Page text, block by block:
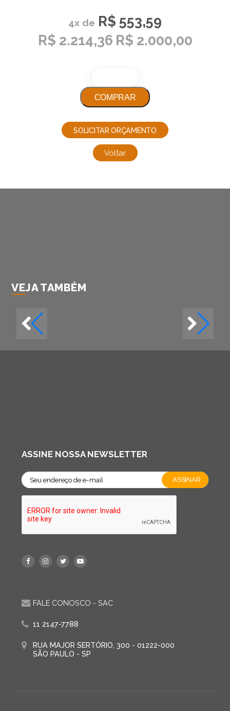
4x de R$ 553,59
R$ 2.214,36 R$ 2.000,00
COMPRAR
SOLICITAR ORÇAMENTO
Voltar
VEJA TAMBÉM
ASSINE NOSSA NEWSLETTER
FALE CONOSCO - SAC
11 2147-7788
RUA MAJOR SERTÓRIO, 300 - 01222-000
SÃO PAULO - SP